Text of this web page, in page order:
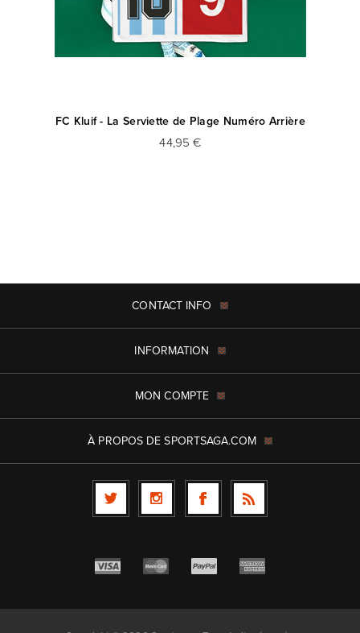
FC Kluif - La Serviette de Plage Numéro Arrière
44,95 €
CONTACT INFO
INFORMATION
MON COMPTE
À PROPOS DE SPORTSAGA.COM